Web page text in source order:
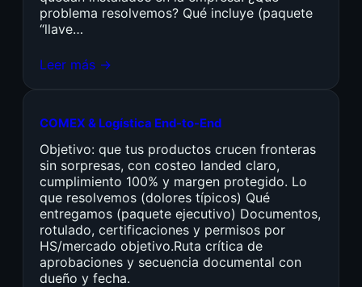
problema resolvemos? Qué incluye (paquete
“llave…
Leer más →
COMEX & Logística End-to-End
Objetivo: que tus productos crucen fronteras
sin sorpresas, con costeo landed claro,
cumplimiento 100% y margen protegido. Lo
que resolvemos (dolores típicos) Qué
entregamos (paquete ejecutivo) Documentos,
rotulado, certificaciones y permisos por
HS/mercado objetivo.Ruta crítica de
aprobaciones y secuencia documental con
dueño y fecha.